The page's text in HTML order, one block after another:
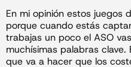
En mi opinión estos juegos
porque cuando estás
trabajas un poco el ASO
muchísimas palabras
que va a hacer que los